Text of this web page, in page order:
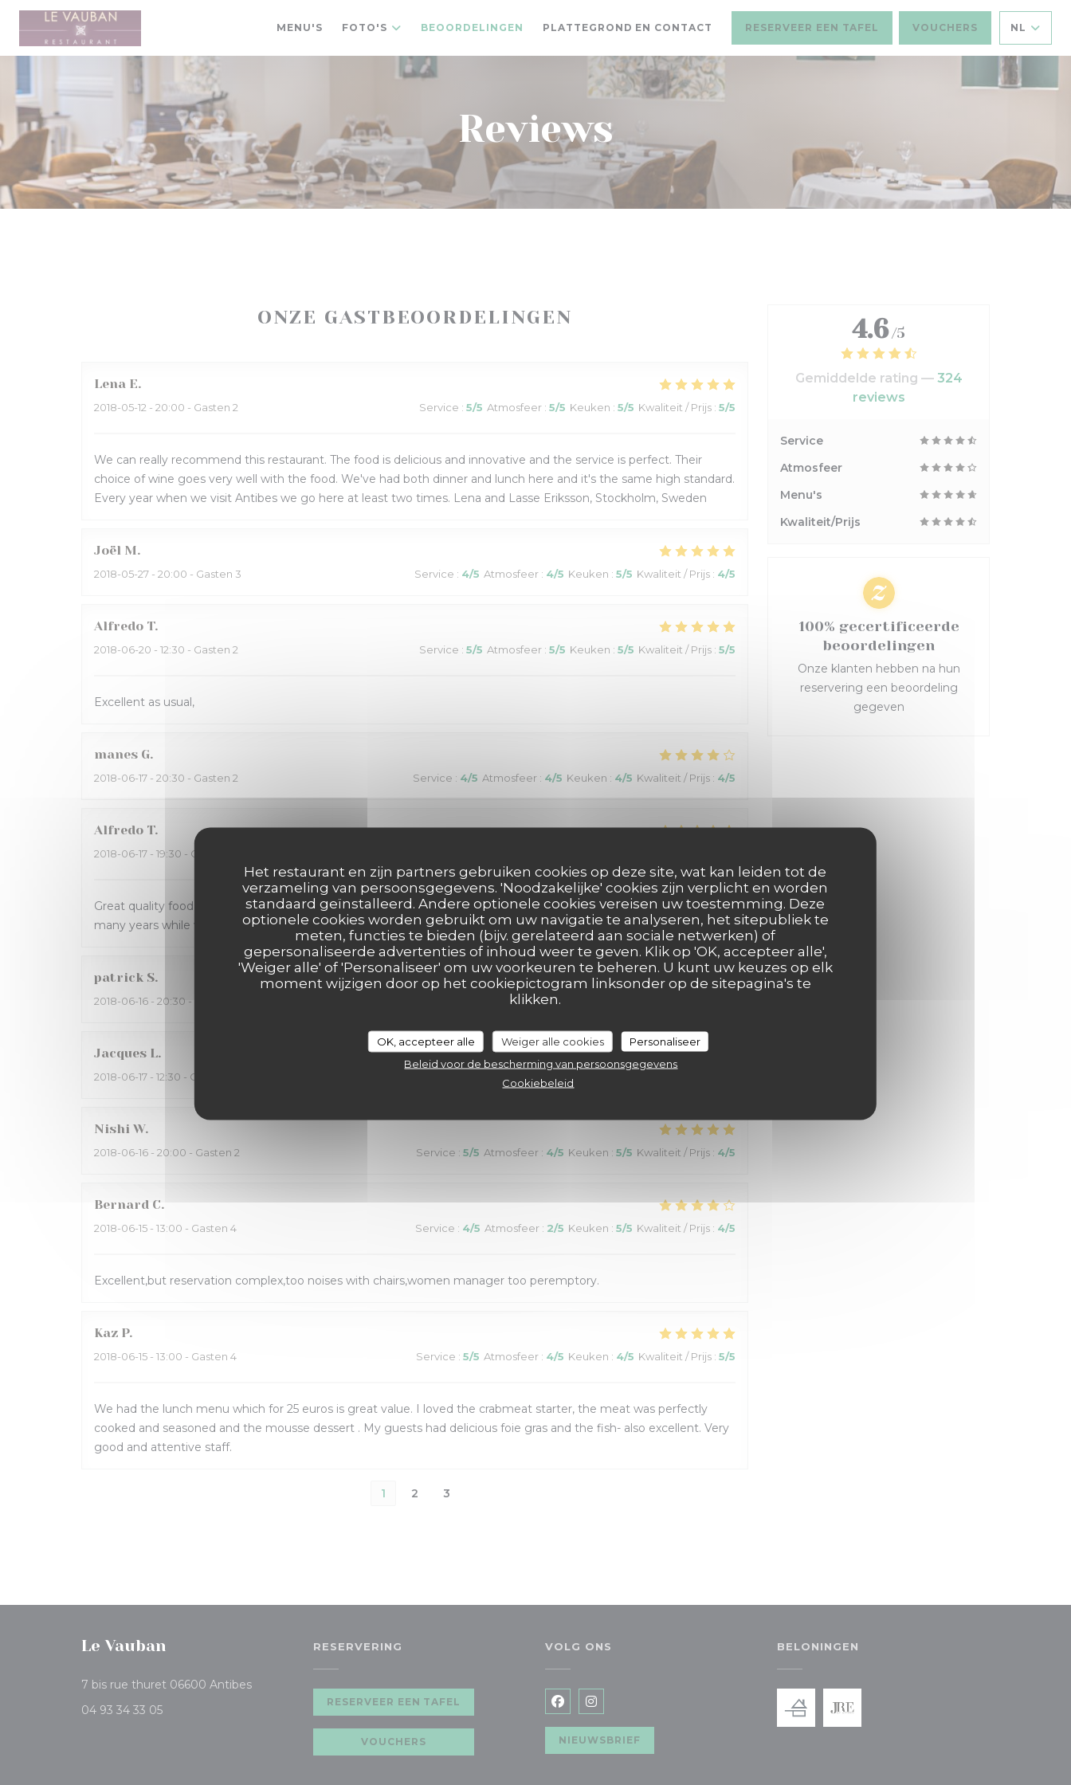
Cookies beheer paneel
Het restaurant en zijn partners gebruiken cookies op deze site, wat kan leiden tot de
verzameling van persoonsgegevens. 'Noodzakelijke' cookies zijn verplicht en worden
standaard geïnstalleerd. Andere optionele cookies vereisen uw toestemming. Deze
optionele cookies worden gebruikt om uw navigatie te analyseren, het sitepubliek te
meten, functies te bieden (bijv. gerelateerd aan sociale netwerken) of
gepersonaliseerde advertenties of inhoud weer te geven. Klik op 'OK, accepteer alle',
'Weiger alle' of 'Personaliseer' om uw voorkeuren te beheren. U kunt uw keuzes op elk
moment wijzigen door op het cookiepictogram linksonder op de sitepagina's te
klikken.
OK, accepteer alle Weiger alle cookies
Personaliseer
Beleid voor de bescherming van persoonsgegevens
Cookiebeleid
MENU'S FOTO'S BEOORDELINGEN PLATTEGROND EN CONTACT RESERVEER EEN TAFEL VOUCHERS NL
Reviews
ONZE GASTBEOORDELINGEN
Lena E
2018-05-12 - 20:00 - Gasten 2 Service : 5/5 Atmosfeer : 5/5 Keuken : 5/5 Kwaliteit / Prijs : 5/5
We can really recommend this restaurant. The food is delicious and innovative and the service is perfect. Their
choice of wine goes very well with the food. We've had both dinner and lunch here and it's the same high standard.
Every year when we visit Antibes we go here at least two times. Lena and Lasse Eriksson, Stockholm, Sweden
Joël M
2018-05-27 - 20:00 - Gasten 3 Service : 4/5 Atmosfeer : 4/5 Keuken : 5/5 Kwaliteit / Prijs : 4/5
Alfredo T
2018-06-20 - 12:30 - Gasten 2 Service : 5/5 Atmosfeer : 5/5 Keuken : 5/5 Kwaliteit / Prijs : 5/5
Excellent as usual,
manes G
2018-06-17 - 20:30 - Gasten 2 Service : 4/5 Atmosfeer : 4/5 Keuken : 4/5 Kwaliteit / Prijs : 4/5
Alfredo T
2018-06-17 - 19:30 - Gasten 2
Great quality food, location and service! Real good selection of wines to go with the chosen meals. Our choice for
many years while visiting Antibes. Thank you it’s always a pleasure.
patrick S
2018-06-16 - 20:30 - Gasten 6 Atmosfeer:4/5
Jacques L
2018-06-17 - 12:30 - Gasten 1 Atmosfeer /5 Keuken
Nishi W
2018-06-16 - 20:00 - Gasten 2 Service : 5/5 Atmosfeer : 4/5 Keuken : 5/5 Kwaliteit / Prijs : 4/5
Bernard C
2018-06-15 - 13:00 - Gasten 4 Service : 4/5 Atmosfeer : 2/5 Keuken : 5/5 Kwaliteit / Prijs : 4/5
Excellent,but reservation complex,too noises with chairs,women manager too peremptory.
Kaz P
2018-06-15 - 13:00 - Gasten 4 Service : 5/5 Atmosfeer : 4/5 Keuken : 4/5 Kwaliteit / Prijs : 5/5
We had the lunch menu which for 25 euros is great value. I loved the crabmeat starter, the meat was perfectly
cooked and seasoned and the mousse dessert . My guests had delicious foie gras and the fish- also excellent. Very
good and attentive staff.
1 2 3
4.6 /5
Gemiddelde rating — 324
reviews
Service
Atmosfeer
Menu's
Kwaliteit/Prijs
100% gecertificeerde
beoordelingen
Onze klanten hebben na hun
reservering een beoordeling
gegeven
Le Vauban
7 bis rue thuret 06600 Antibes((opent in een nieuw venster))
04 93 34 33 05
RESERVERING
RESERVEER EEN TAFEL
VOUCHERS
VOLG ONS
Facebook ((opent in een nieuw venster))
Instagram ((opent in een nieuw venster))
NIEUWSBRIEF
BELONINGEN